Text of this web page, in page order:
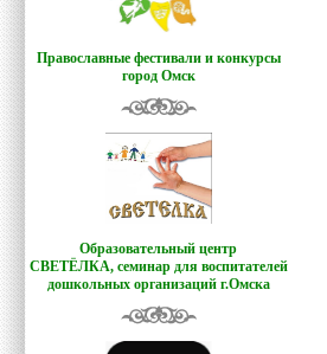
Православные фестивали и конкурсы
город Омск
Образовательный центр
СВЕТЁЛКА, семинар для воспитателей
дошкольных организаций г.Омска